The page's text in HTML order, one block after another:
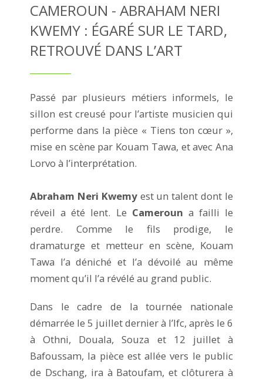
CAMEROUN - ABRAHAM NERI
KWEMY : ÉGARÉ SUR LE TARD,
RETROUVÉ DANS L’ART
Passé par plusieurs métiers informels, le
sillon est creusé pour l’artiste musicien qui
performe dans la pièce « Tiens ton cœur »,
mise en scène par Kouam Tawa, et avec Ana
Lorvo à l’interprétation.
Abraham Neri Kwemy est un talent dont le
réveil a été lent. Le Cameroun a failli le
perdre. Comme le fils prodige, le
dramaturge et metteur en scène, Kouam
Tawa l’a déniché et l’a dévoilé au même
moment qu’il l’a révélé au grand public.
Dans le cadre de la tournée nationale
démarrée le 5 juillet dernier à l’Ifc, après le 6
à Othni, Douala, Souza et 12 juillet à
Bafoussam, la pièce est allée vers le public
de Dschang, ira à Batoufam, et clôturera à